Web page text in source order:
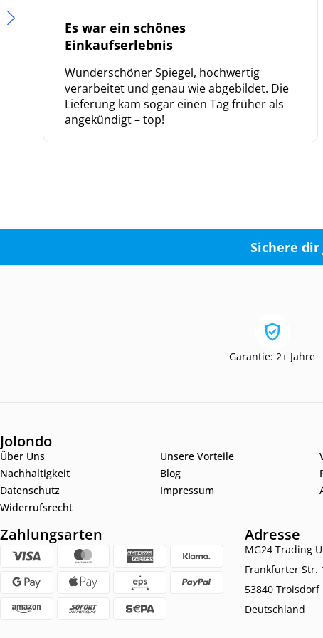
Es war ein schönes
Einkaufserlebnis
Wunderschöner Spiegel, hochwertig
verarbeitet und genau wie abgebildet. Die
Lieferung kam sogar einen Tag früher als
angekündigt – top!
Sichere
Garantie: 2+ Jahre
Jolondo
Über Uns Unsere Vorteile
Nachhaltigkeit
Blog
Datenschutz
Impressum
Widerrufsrecht
Zahlungsarten Adresse
MG24 Trading
Frankfurter Str.
53840 Troisdorf
Deutschland